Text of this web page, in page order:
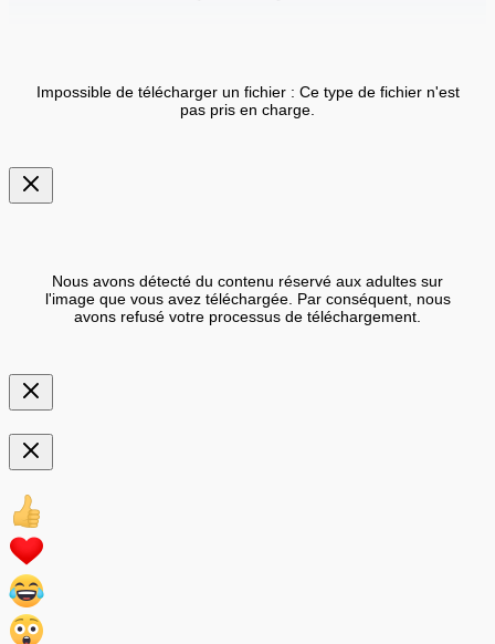
Impossible de télécharger un fichier : Ce type de fichier n'est
pas pris en charge.
Nous avons détecté du contenu réservé aux adultes sur
l'image que vous avez téléchargée. Par conséquent, nous
avons refusé votre processus de téléchargement.